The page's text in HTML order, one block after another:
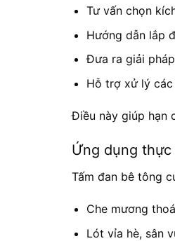
Tư vấn chọn
Hướng dẫn lắp
Đưa ra giải
Hỗ trợ xử lý
Điều này giúp hạn
Ứng dụng
Tấm đan bê tông
Che mương
Lót vỉa hè, sân